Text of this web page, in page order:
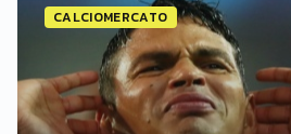
CALCIOMERCATO